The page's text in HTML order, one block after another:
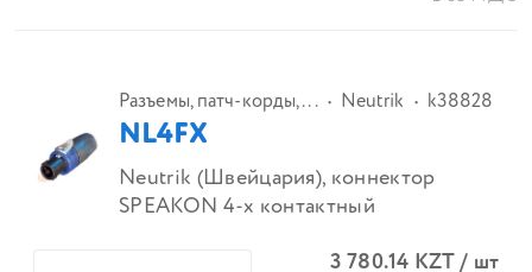
Разъемы, патч-корды,... Neutrik k38828
NL4FX
Neutrik (Швейцария), коннектор
SPEAKON 4-х контактный
3 780.14 KZT/ шт